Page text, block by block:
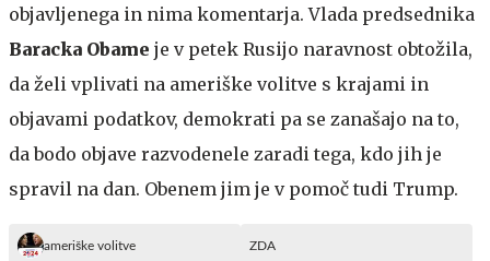
objavljenega in nima komentarja. Vlada predsednika
Baracka Obame je v petek Rusijo naravnost obtožila,
da želi vplivati na ameriške volitve s krajami in
objavami podatkov, demokrati pa se zanašajo na to,
da bodo objave razvodenele zaradi tega, kdo jih je
spravil na dan. Obenem jim je v pomoč tudi Trump.
ameriške volitve ZDA